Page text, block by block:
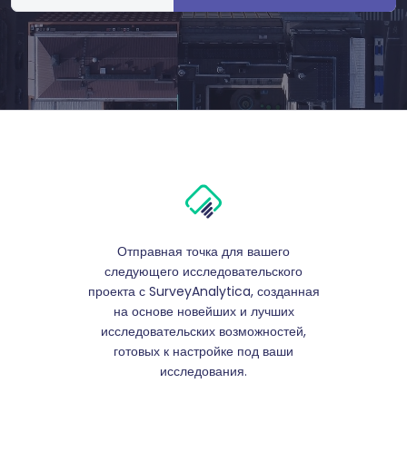
Отправная точка для вашего
следующего исследовательского
проекта с SurveyAnalytica, созданная
на основе новейших и лучших
исследовательских возможностей,
готовых к настройке под ваши
исследования.